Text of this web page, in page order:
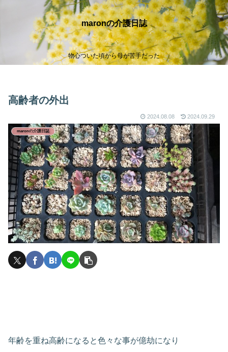
maronの介護日誌
物心ついた頃から母が苦手だった
高齢者の外出
2024.08.08 2024.09.29
maronの介護日誌
年齢を重ね高齢になると色々な事が億劫になり